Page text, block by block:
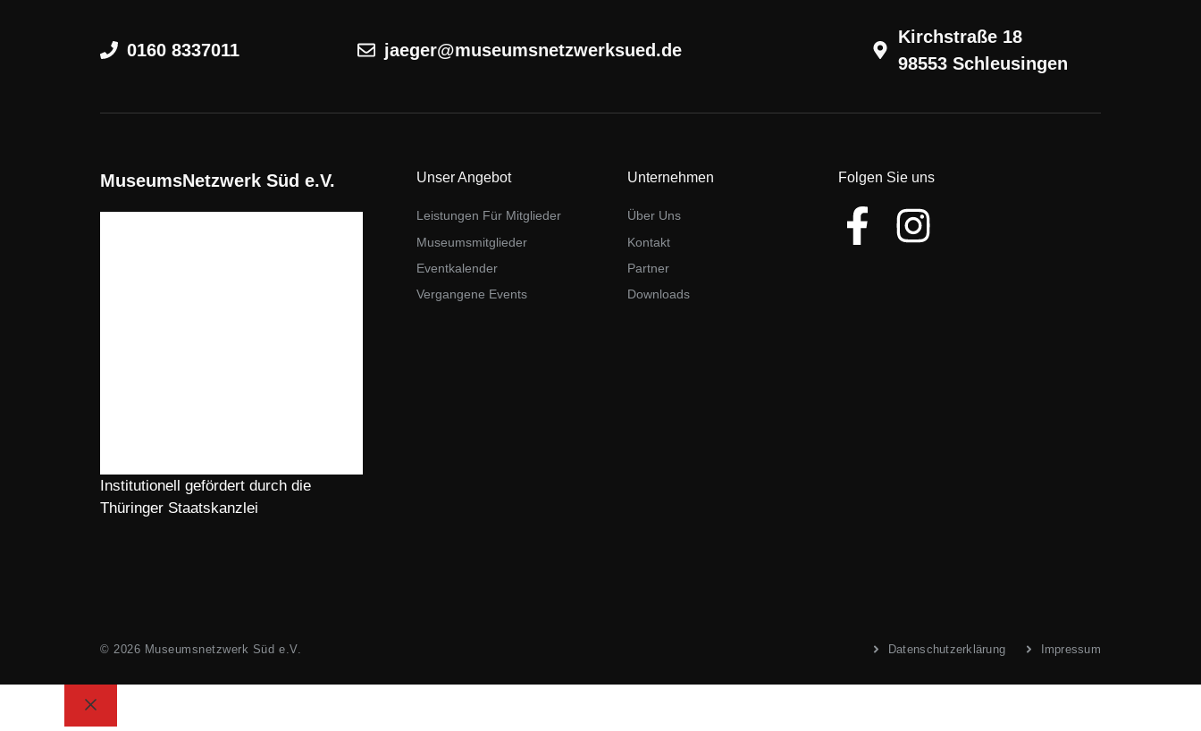
0160 8337011 jaeger@museumsnetzwerksued.de
Kirchstraße 18
98553 Schleusingen
MuseumsNetzwerk Süd e.V.
Institutionell gefördert durch die
Thüringer Staatskanzlei
Unser Angebot
Leistungen Für Mitglieder
Museumsmitglieder
Eventkalender
Vergangene Events
Unternehmen
Über Uns
Kontakt
Partner
Downloads
Folgen Sie uns
© 2026 Museumsnetzwerk Süd e.V. Datenschutzerklärung Impressum
Schließen